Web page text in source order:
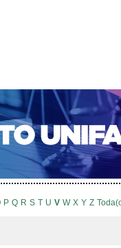
CADASTRO
1 A 100 WEBMAIL
P Q R S T U V W X Y Z